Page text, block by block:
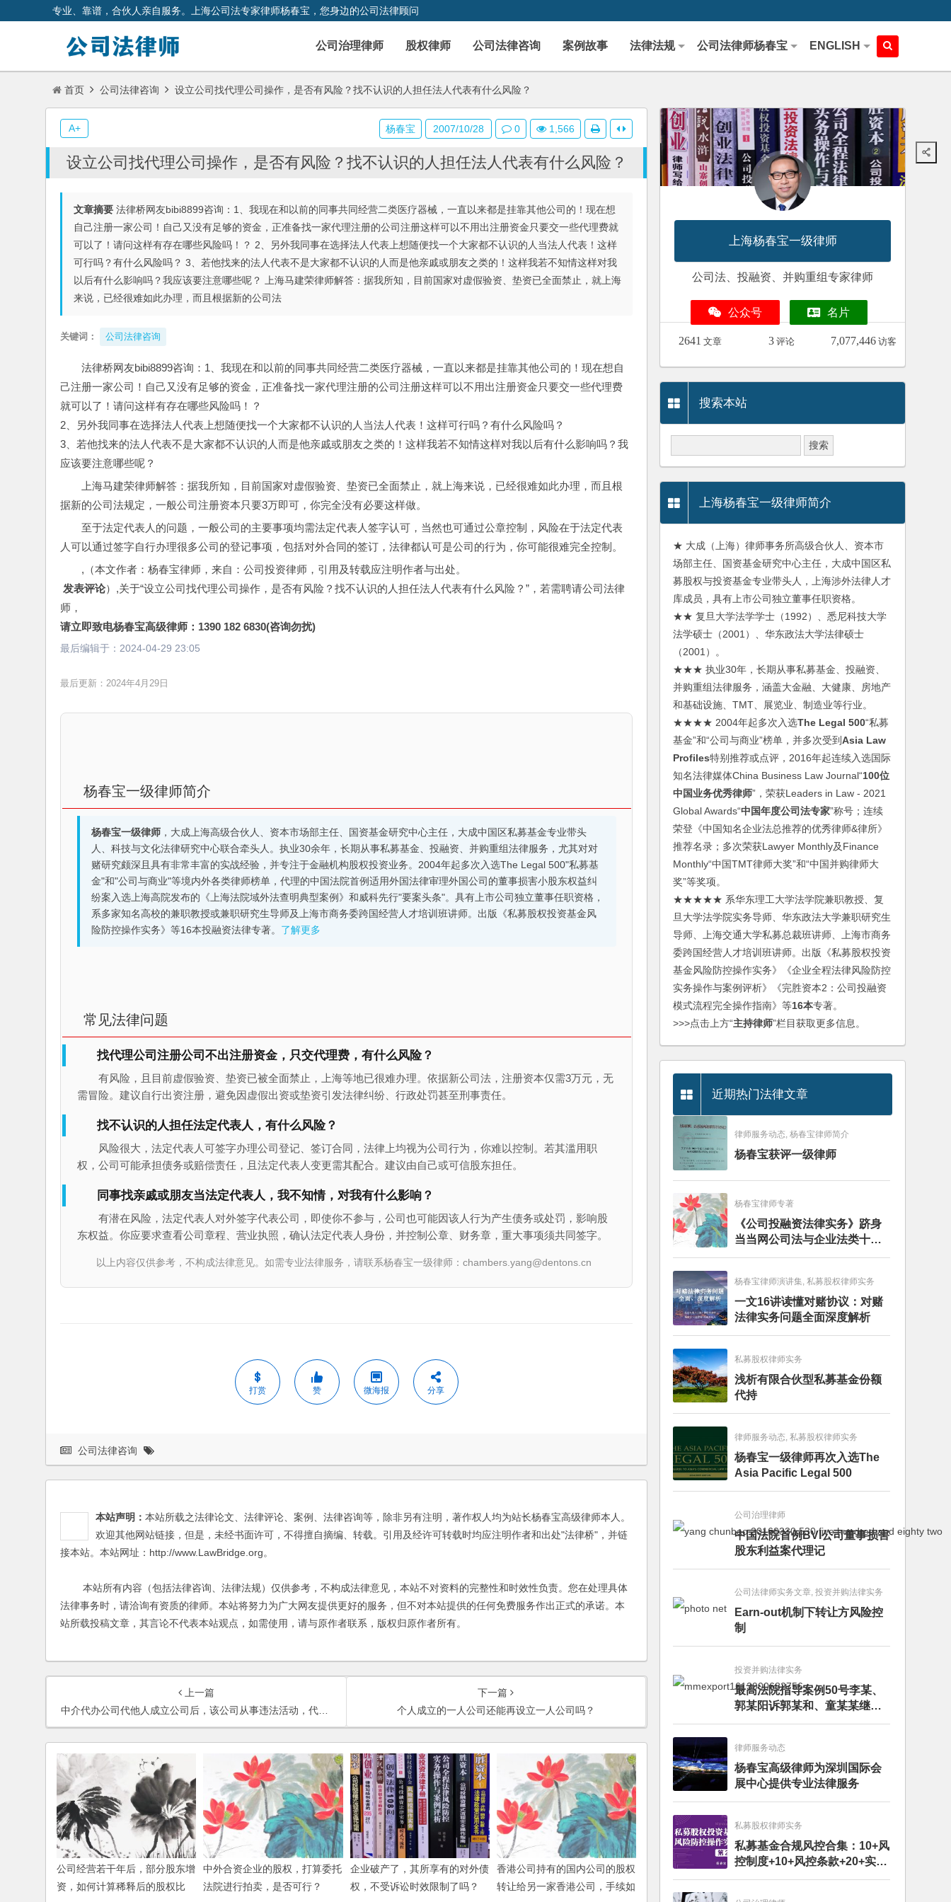
专业、靠谱，合伙人亲自服务。上海公司法专家律师杨春宝，您身边的公司法律顾问
公司治理律师 股权律师 公司法律咨询 案例故事 法律法规 公司法律师杨春宝 ENGLISH
首页 公司法律咨询 设立公司找代理公司操作，是否有风险？找不认识的人担任法人代表有什么风险？
设立公司找代理公司操作，是否有风险？找不认识的人担任法人代表有什么风险？
文章摘要 法律桥网友bibi8899咨询：1、我现在和以前的同事共同经营二类医疗器械，一直以来都是挂靠其他公司的！现在想
自己注册一家公司！自己又没有足够的资金，正准备找一家代理注册的公司注册这样可以不用出注册资金只要交一些代理费就
可以了！请问这样有存在哪些风险吗！？ 2、另外我同事在选择法人代表上想随便找一个大家都不认识的人当法人代表！这样
可行吗？有什么风险吗？ 3、若他找来的法人代表不是大家都不认识的人而是他亲戚或朋友之类的！这样我若不知情这样对我
以后有什么影响吗？我应该要注意哪些呢？ 上海马建荣律师解答：据我所知，目前国家对虚假验资、垫资已全面禁止，就上海
来说，已经很难如此办理，而且根据新的公司法
关键词： 公司法律咨询
法律桥网友bibi8899咨询：1、我现在和以前的同事共同经营二类医疗器械，一直以来都是挂靠其他公司的！现在想自
己注册一家公司！自己又没有足够的资金，正准备找一家代理注册的公司注册这样可以不用出注册资金只要交一些代理费
就可以了！请问这样有存在哪些风险吗！？
2、另外我同事在选择法人代表上想随便找一个大家都不认识的人当法人代表！这样可行吗？有什么风险吗？
3、若他找来的法人代表不是大家都不认识的人而是他亲戚或朋友之类的！这样我若不知情这样对我以后有什么影响吗？我
应该要注意哪些呢？
上海马建荣律师解答：据我所知，目前国家对虚假验资、垫资已全面禁止，就上海来说，已经很难如此办理，而且根
据新的公司法规定，一般公司注册资本只要3万即可，你完全没有必要这样做。
至于法定代表人的问题，一般公司的主要事项均需法定代表人签字认可，当然也可通过公章控制，风险在于法定代表
人可以通过签字自行办理很多公司的登记事项，包括对外合同的签订，法律都认可是公司的行为，你可能很难完全控制。
,（本文作者：杨春宝律师，来自：公司投资律师，引用及转载应注明作者与出处。
发表评论）,关于“设立公司找代理公司操作，是否有风险？找不认识的人担任法人代表有什么风险？”，若需聘请公司法律
师，
请立即致电杨春宝高级律师：1390 182 6830(咨询勿扰)
最后编辑于： 2024-04-29 23:05
最后更新：2024年4月29日
杨春宝一级律师简介
杨春宝一级律师，大成上海高级合伙人、资本市场部主任、国资基金研究中心主任，大成中国区私募基金专业带头
人、科技与文化法律研究中心联合牵头人。执业30余年，长期从事私募基金、投融资、并购重组法律服务，尤其对对
赌研究颇深且具有非常丰富的实战经验，并专注于金融机构股权投资业务。2004年起多次入选The Legal 500"私募基
金"和"公司与商业"等境内外各类律师榜单，代理的中国法院首例适用外国法律审理外国公司的董事损害小股东权益纠
纷案入选上海高院发布的《上海法院域外法查明典型案例》和威科先行"要案头条"。具有上市公司独立董事任职资格，
系多家知名高校的兼职教授或兼职研究生导师及上海市商务委跨国经营人才培训班讲师。出版《私募股权投资基金风
险防控操作实务》等16本投融资法律专著。 了解更多
常见法律问题
找代理公司注册公司不出注册资金，只交代理费，有什么风险？
有风险，且目前虚假验资、垫资已被全面禁止，上海等地已很难办理。依据新公司法，注册资本仅需3万元，无
需冒险。建议自行出资注册，避免因虚假出资或垫资引发法律纠纷、行政处罚甚至刑事责任。
找不认识的人担任法定代表人，有什么风险？
风险很大，法定代表人可签字办理公司登记、签订合同，法律上均视为公司行为，你难以控制。若其滥用职
权，公司可能承担债务或赔偿责任，且法定代表人变更需其配合。建议由自己或可信股东担任。
同事找亲戚或朋友当法定代表人，我不知情，对我有什么影响？
有潜在风险，法定代表人对外签字代表公司，即使你不参与，公司也可能因该人行为产生债务或处罚，影响股
东权益。你应要求查看公司章程、营业执照，确认法定代表人身份，并控制公章、财务章，重大事项须共同签字。
以上内容仅供参考，不构成法律意见。如需专业法律服务，请联系杨春宝一级律师：chambers.yang@dentons.cn
打赏 赞 微海报 分享
杨春宝 2007/10/28 0 1,566
A+
公司法律咨询
本站声明： 本站所载之法律论文、法律评论、案例、法律咨询等，除非另有注明，著作权人均为站长杨春宝高级律师本人。
欢迎其他网站链接，但是，未经书面许可，不得擅自摘编、转载。引用及经许可转载时均应注明作者和出处"法律桥"，并链
接本站。本站网址：http://www.LawBridge.org。
本站所有内容（包括法律咨询、法律法规）仅供参考，不构成法律意见，本站不对资料的完整性和时效性负责。您在处理具体
法律事务时，请洽询有资质的律师。本站将努力为广大网友提供更好的服务，但不对本站提供的任何免费服务作出正式的承诺。本
站所载投稿文章，其言论不代表本站观点，如需使用，请与原作者联系，版权归原作者所有。
上一篇
中介代办公司代他人成立公司后，该公司从事违法活动，代办的代理公司会不会因此负责任？
下一篇
个人成立的一人公司还能再设立一人公司吗？
公司经营若干年后，部分股东增
资，如何计算稀释后的股权比
中外合资企业的股权，打算委托
法院进行拍卖，是否可行？
企业破产了，其所享有的对外债
权，不受诉讼时效限制了吗？
香港公司持有的国内公司的股权
转让给另一家香港公司，手续如
上海杨春宝一级律师
公司法、投融资、并购重组专家律师
公众号 名片
2641 文章 3 评论 7,077,446 访客
搜索本站
上海杨春宝一级律师简介
★ 大成（上海）律师事务所高级合伙人、资本市
场部主任、国资基金研究中心主任，大成中国区私
募股权与投资基金专业带头人，上海涉外法律人才
库成员，具有上市公司独立董事任职资格。
★★ 复旦大学法学学士（1992）、悉尼科技大学
法学硕士（2001）、华东政法大学法律硕士
（2001）。
★★★ 执业30年，长期从事私募基金、投融资、
并购重组法律服务，涵盖大金融、大健康、房地产
和基础设施、TMT、展览业、制造业等行业。
★★★★ 2004年起多次入选The Legal 500“私募
基金”和“公司与商业”榜单，并多次受到Asia Law
Profiles特别推荐或点评，2016年起连续入选国际
知名法律媒体China Business Law Journal“100位
中国业务优秀律师”，荣获Leaders in Law - 2021
Global Awards“中国年度公司法专家”称号；连续
荣登《中国知名企业法总推荐的优秀律师&律所》
推荐名录；多次荣获Lawyer Monthly及Finance
Monthly“中国TMT律师大奖”和“中国并购律师大
奖”等奖项。
★★★★★ 系华东理工大学法学院兼职教授、复
旦大学法学院实务导师、华东政法大学兼职研究生
导师、上海交通大学私募总裁班讲师、上海市商务
委跨国经营人才培训班讲师。出版《私募股权投资
基金风险防控操作实务》《企业全程法律风险防控
实务操作与案例评析》《完胜资本2：公司投融资
模式流程完全操作指南》等16本专著。
>>>点击上方“主持律师”栏目获取更多信息。
近期热门法律文章
律师服务动态, 杨春宝律师简介
杨春宝获评一级律师
杨春宝律师专著
《公司投融资法律实务》跻身
当当网公司法与企业法类十大
畅销图书榜
杨春宝律师演讲集, 私募股权律师实务
一文16讲读懂对赌协议：对赌
法律实务问题全面深度解析
私募股权律师实务
浅析有限合伙型私募基金份额
代持
律师服务动态, 私募股权律师实务
杨春宝一级律师再次入选The
Asia Pacific Legal 500
公司治理律师
中国法院首例BVI公司董事损害
股东利益案代理记
公司法律师实务文章, 投资并购法律实务
Earn-out机制下转让方风险控
制
投资并购法律实务
最高法院指导案例50号李某、
郭某阳诉郭某和、童某某继承
纠纷案
律师服务动态
杨春宝高级律师为深圳国际会
展中心提供专业法律服务
私募股权律师实务
私募基金合规风控合集：10+风
控制度+10+风控条款+20+实务
文章+每月动态